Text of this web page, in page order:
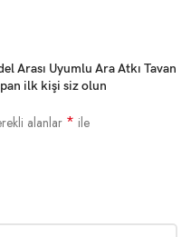
Arası Uyumlu Ara Atkı Tavan
ilk kişi siz olun
alanlar * ile